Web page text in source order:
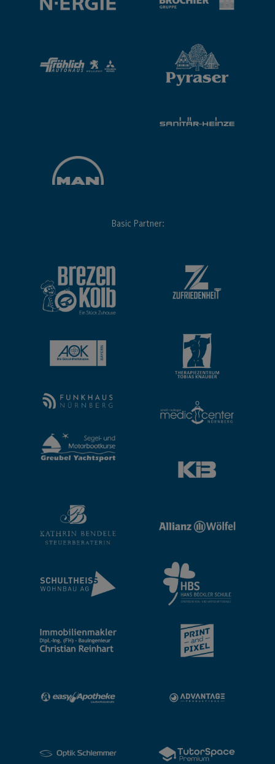
Basic Partner: